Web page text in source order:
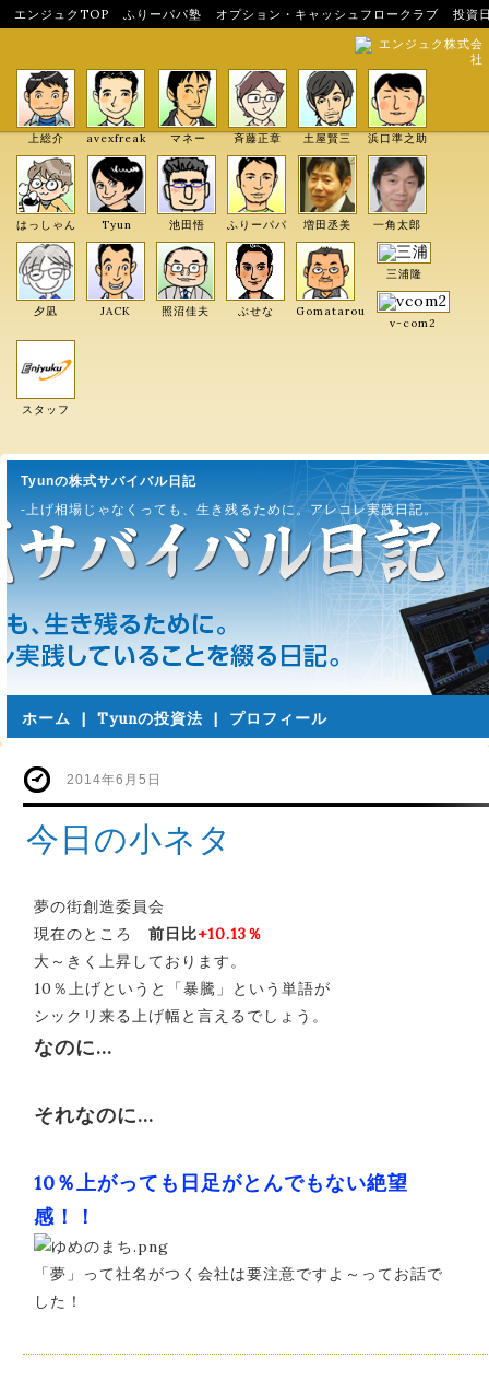
エンジュクTOP ふりーパパ塾 オプション・キャッシュフロークラブ
投資
エンジュク株式会
社
上総介 avexfreak マネー 斉藤正章 土屋賢三 浜口準之助
はっしゃん Tyun 池田悟 ふりーパパ 増田丞美 一角太郎
夕凪 JACK 照沼佳夫 ぶせな Gomatarou
三浦隆
v-com2
スタッフ
Tyunの株式サバイバル日記
-上げ相場じゃなくっても、生き残るために。アレコレ実践日記。
ホーム | Tyunの投資法 | プロフィール
2014年6月5日
今日の小ネタ
夢の街創造委員会
現在のところ 前日比+10.13％
大～きく上昇しております。
10％上げというと「暴騰」という単語が
シックリ来る上げ幅と言えるでしょう。
なのに…
それなのに…
10％上がっても日足がとんでもない絶望
感！！
「夢」って社名がつく会社は要注意ですよ～ってお話で
した！